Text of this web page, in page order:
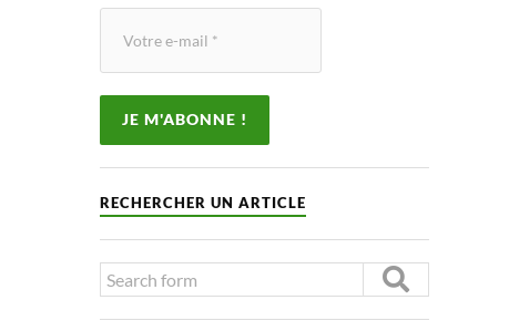
RECHERCHER UN ARTICLE